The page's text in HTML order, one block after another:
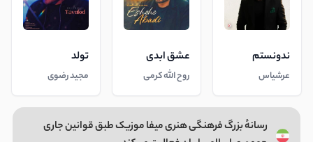
ندونستم
عرشیاس
عشق ابدی
روح الله کرمی
تولد
مجید رضوی
رسانهٔ بزرگ فرهنگی هنری میفا موزیک طبق قوانین جاری